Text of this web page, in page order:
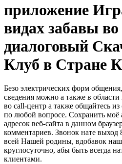
приложение
видах забавы во
диалоговый
Клуб в Стране
Безо электрических форм
сведения можно а также в
во call-центр а также общайтесь
по любой вопросе. Сохранить моё
адресок веб-сайта в данном
комментариев. Звонок нате выход
всей Нашей родины, вдобавок
круглосуточно, абы быть всегда
клиентами.